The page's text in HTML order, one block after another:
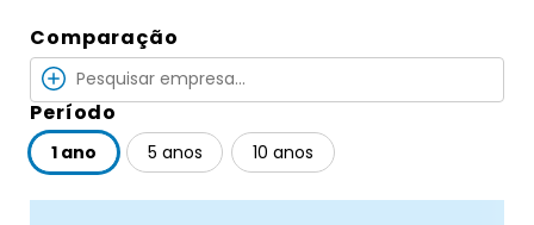
Comparação
Período
1 ano 5 anos 10 anos